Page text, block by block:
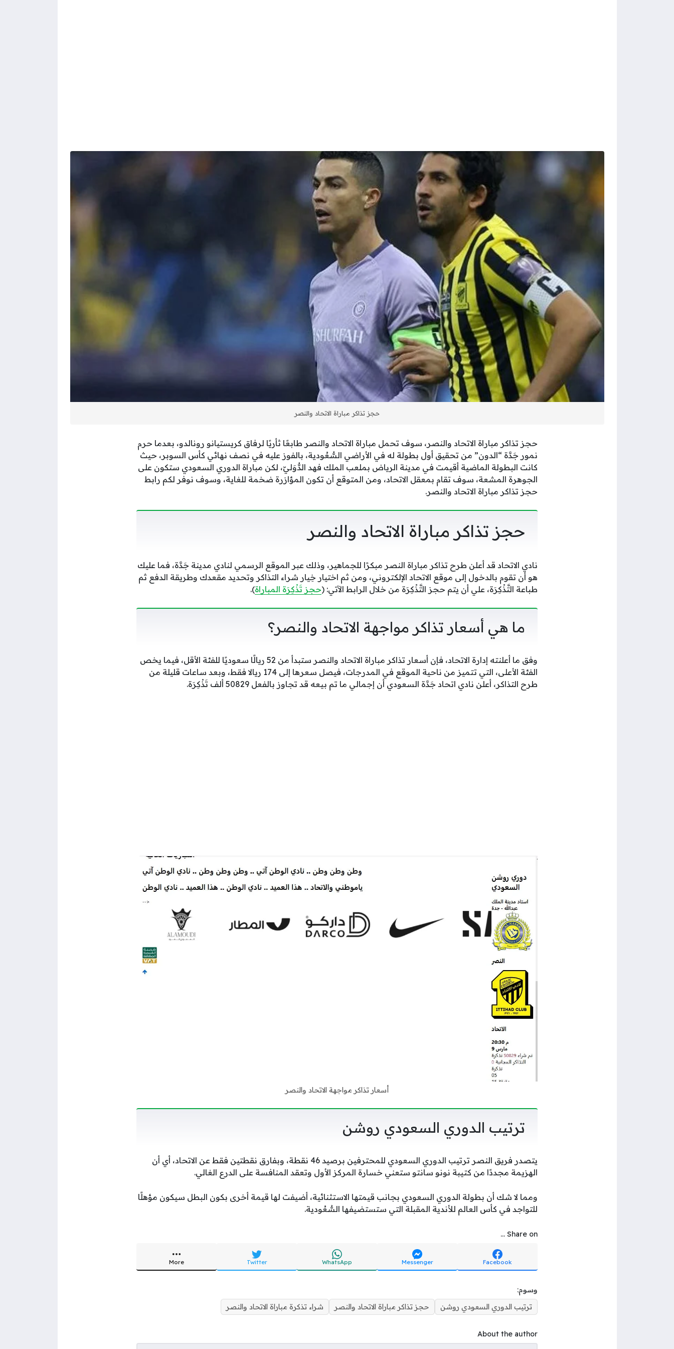
حجز تذاكر مباراة الاتحاد والنصر
حجز تذاكر مباراة الاتحاد والنصر، سوف تحمل مباراة الاتحاد والنصر طابعًا ثأريًا لرفاق كريستيانو رونالدو، بعدما حرم
نمور جَدَّة “الدون” من تحقيق أول بطولة له في الأراضي السُّعُودية، بالفوز عليه في نصف نهائي كأس السوبر، حيث
كانت البطولة الماضية أقيمت في مدينة الرياض بملعب الملك فهد الدُّوَليّ، لكن مباراة الدوري السعودي ستكون على
الجوهرة المشعة، سوف تقام بمعقل الاتحاد، ومن المتوقع أن تكون المؤازرة ضخمة للغاية، وسوف نوفر لكم رابط
حجز تذاكر مباراة الاتحاد والنصر.
حجز تذاكر مباراة الاتحاد والنصر
نادي الاتحاد قد أعلن طرح تذاكر مباراة النصر مبكرًا للجماهير، وذلك عبر الموقع الرسمي لنادي مدينة جَدَّة، فما عليك
هو أن تقوم بالدخول إلى موقع الاتحاد الإلكتروني، ومن ثم اختيار خِيار شراء التذاكر وتحديد مقعدك وطريقة الدفع ثم
طباعة التَّذْكِرَة، علي أن يتم حجز التَّذْكِرَة من خلال الرابط الآتي: (حجز تَذْكِرَة المباراة).
ما هي أسعار تذاكر مواجهة الاتحاد والنصر؟
وفق ما أعلنته إدارة الاتحاد، فإن أسعار تذاكر مباراة الاتحاد والنصر ستبدأ من 52 ريالًا سعوديًا للفئة الأقل، فيما يخص
الفئة الأعلى، التي تتميز من ناحية الموقع في المدرجات، فيصل سعرها إلى 174 ريالا فقط، وبعد ساعات قليلة من
طرح التذاكر، أعلن نادي اتحاد جَدَّة السعودي أن إجمالي ما تم بيعه قد تجاوز بالفعل 50829 ألف تَذْكِرَة.
أسعار تذاكر مواجهة الاتحاد والنصر
ترتيب الدوري السعودي روشن
يتصدر فريق النصر ترتيب الدوري السعودي للمحترفين برصيد 46 نقطة، وبفارق نقطتين فقط عن الاتحاد، أي أن
الهزيمة مجددًا من كتيبة نونو سانتو ستعني خسارة المركز الأول وتعقد المنافسة على الدرع الغالي.
ومما لا شك أن بطولة الدوري السعودي بجانب قيمتها الاستثنائية، أضيفت لها قيمة أخرى بكون البطل سيكون مؤهلًا
للتواجد في كأس العالم للأندية المقبلة التي ستستضيفها السُّعُودية.
Share on ...
Facebook
Messenger
WhatsApp
Twitter
More
وسوم:
ترتيب الدوري السعودي روشن
حجز تذاكر مباراة الاتحاد والنصر شراء تذكرة مباراة الاتحاد والنصر
About the author